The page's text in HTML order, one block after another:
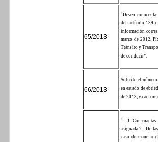
65/2013
“Deseo conocer
del artículo 139
información
marzo de 2012.
Tránsito y
de conducir”.
66/2013
Solicito el número
en estado de
de 2013, y cada
“… 1.-Con
asignada.2.- De
caso de manejar